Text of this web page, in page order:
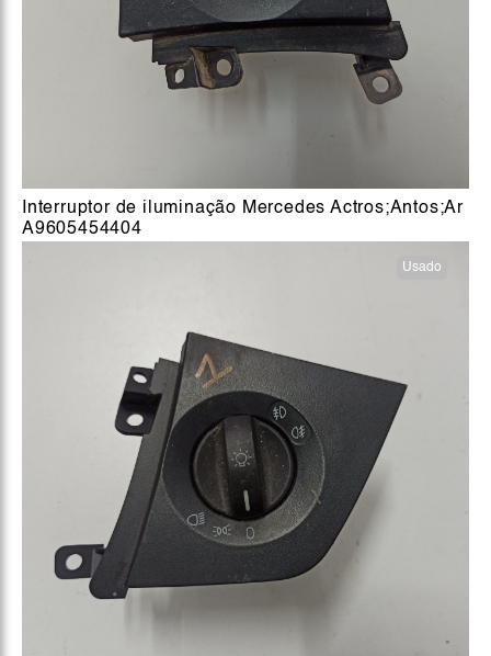
Interruptor de iluminação Mercedes Actros;Antos;Ar
A9605454404
Usado